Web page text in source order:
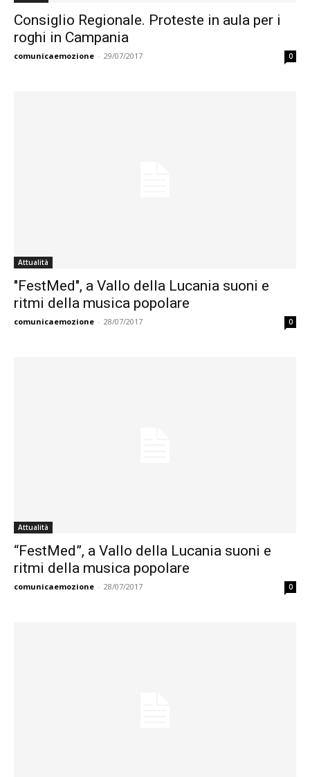
Consiglio Regionale. Proteste in aula per i
roghi in Campania
comunicaemozione - 29/07/2017 0
Attualità
"FestMed", a Vallo della Lucania suoni e
ritmi della musica popolare
comunicaemozione - 28/07/2017 0
Attualità
“FestMed”, a Vallo della Lucania suoni e
ritmi della musica popolare
comunicaemozione - 28/07/2017 0